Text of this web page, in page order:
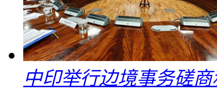
中印举行边境事务磋